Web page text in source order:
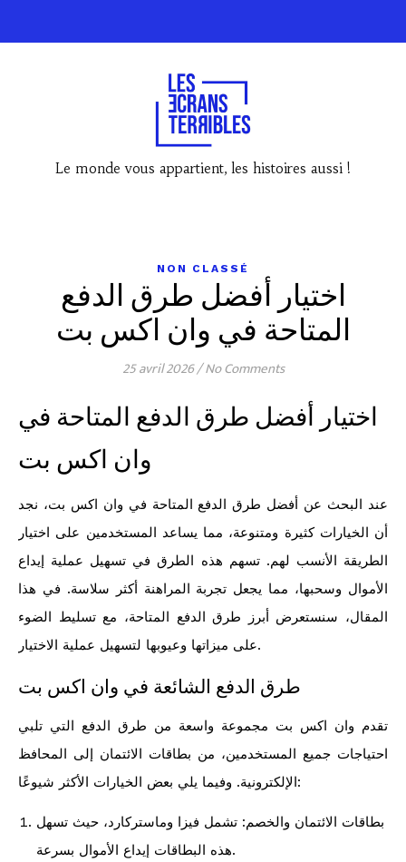
Le monde vous appartient, les histoires aussi !
NON CLASSÉ
اختيار أفضل طرق الدفع
المتاحة في وان اكس بت
25 avril 2026/No Comments
اختيار أفضل طرق الدفع المتاحة في
وان اكس بت
عند البحث عن أفضل طرق الدفع المتاحة في وان اكس بت، نجد
أن الخيارات كثيرة ومتنوعة، مما يساعد المستخدمين على اختيار
الطريقة الأنسب لهم. تسهم هذه الطرق في تسهيل عملية إيداع
الأموال وسحبها، مما يجعل تجربة المراهنة أكثر سلاسة. في هذا
المقال، سنستعرض أبرز طرق الدفع المتاحة، مع تسليط الضوء
على ميزاتها وعيوبها لتسهيل عملية الاختيار.
طرق الدفع الشائعة في وان اكس بت
تقدم وان اكس بت مجموعة واسعة من طرق الدفع التي تلبي
احتياجات جميع المستخدمين، من بطاقات الائتمان إلى المحافظ
الإلكترونية. وفيما يلي بعض الخيارات الأكثر شيوعًا:
بطاقات الائتمان والخصم: تشمل فيزا وماستركارد، حيث تسهل
هذه البطاقات إيداع الأموال بسرعة.